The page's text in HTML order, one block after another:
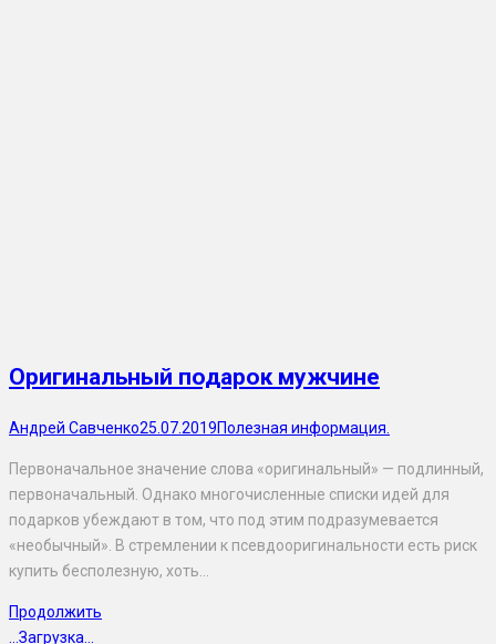
Оригинальный подарок мужчине
Андрей Савченко25.07.2019Полезная информация.
Первоначальное значение слова «оригинальный» — подлинный,
первоначальный. Однако многочисленные списки идей для
подарков убеждают в том, что под этим подразумевается
«необычный». В стремлении к псевдооригинальности есть риск
купить бесполезную, хоть…
Продолжить
...Загрузка...